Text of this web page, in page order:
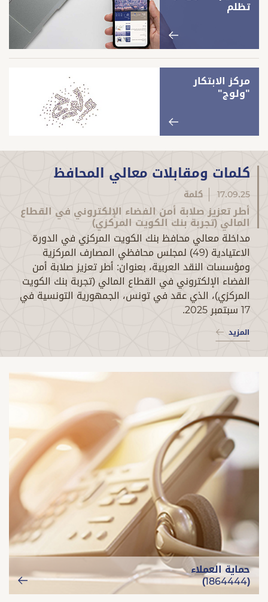
تظلم
مركز الابتكار
"ولوج"
كلمات ومقابلات معالي المحافظ
17.09.25 كلمة
أطر تعزيز صلابة أمن الفضاء الإلكتروني في القطاع
المالي (تجربة بنك الكويت المركزي)
مداخلة معالي محافظ بنك الكويت المركزي في الدورة
الاعتيادية (49) لمجلس محافظي المصارف المركزية
ومؤسسات النقد العربية، بعنوان: أطر تعزيز صلابة أمن
الفضاء الإلكتروني في القطاع المالي (تجربة بنك الكويت
المركزي)، الذي عقد في تونس، الجمهورية التونسية في
17 سبتمبر 2025.
المزيد
حماية العملاء
(1864444)